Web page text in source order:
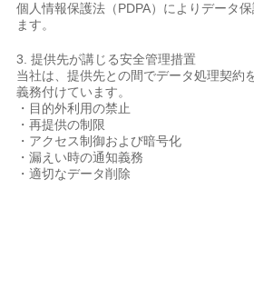
個人情報保護法（PDPA）によりデータ
ます。
3. 提供先が講じる安全管理措置
当社は、提供先との間でデータ処理契約
義務付けています。
・目的外利用の禁止
・再提供の制限
・アクセス制御および暗号化
・漏えい時の通知義務
・適切なデータ削除